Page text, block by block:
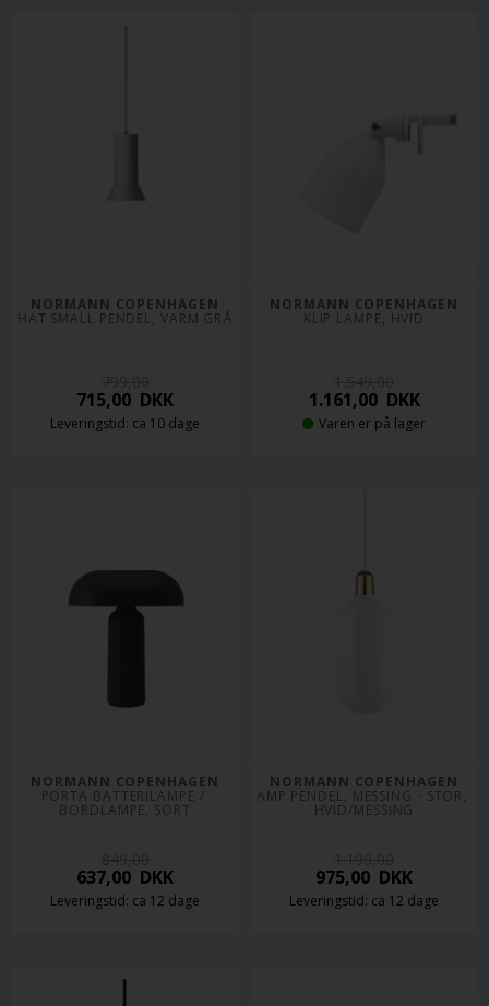
NORMANN COPENHAGEN
HAT SMALL PENDEL, VARM GRÅ
715,00 DKK
Leveringstid: ca 10 dage
NORMANN COPENHAGEN
KLIP LAMPE, HVID
1.161,00DKK
Varen er på lager
NORMANN COPENHAGEN
PORTA BATTERILAMPE /
BORDLAMPE, SORT
637,00 DKK
Leveringstid: ca 12 dage
NORMANN COPENHAGEN
AMP PENDEL, MESSING - STOR,
HVID/MESSING
975,00 DKK
Leveringstid: ca 12 dage